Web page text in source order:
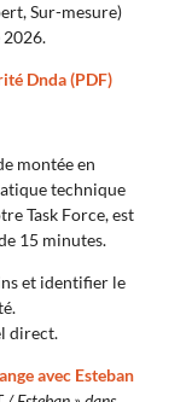
Sur-mesure)
2026.
Dnda (PDF)
montée en
technique
Task Force, est
15 minutes.
et identifier le
direct.
avec Esteban